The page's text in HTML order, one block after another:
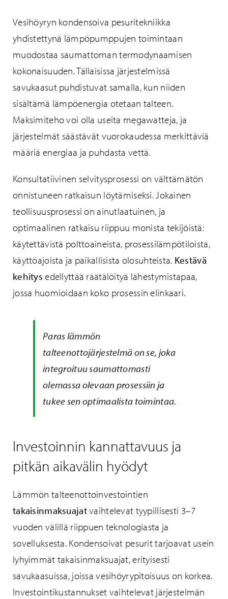
Vesihöyryn kondensoiva pesuritekniikka
yhdistettynä lämpöpumppujen toimintaan
muodostaa saumattoman termodynaamisen
kokonaisuuden. Tällaisissa järjestelmissä
savukaasut puhdistuvat samalla, kun niiden
sisältämä lämpöenergia otetaan talteen.
Maksimiteho voi olla useita megawatteja, ja
järjestelmät säästävät vuorokaudessa merkittäviä
määriä energiaa ja puhdasta vettä.
Konsultatiivinen selvitysprosessi on välttämätön
onnistuneen ratkaisun löytämiseksi. Jokainen
teollisuusprosessi on ainutlaatuinen, ja
optimaalinen ratkaisu riippuu monista tekijöistä:
käytettävistä polttoaineista, prosessilämpötiloista,
käyttöajoista ja paikallisista olosuhteista. Kestävä
kehitys edellyttää räätälöityä lähestymistapaa,
jossa huomioidaan koko prosessin elinkaari.
Paras lämmön
talteenottojärjestelmä on se, joka
integroituu saumattomasti
olemassa olevaan prosessiin ja
tukee sen optimaalista toimintaa.
Investoinnin kannattavuus ja
pitkän aikavälin hyödyt
Lämmön talteenottoinvestointien
takaisinmaksuajatvaihtelevat tyypillisesti 3–7
vuoden välillä riippuen teknologiasta ja
sovelluksesta. Kondensoivat pesurit tarjoavat usein
lyhyimmät takaisinmaksuajat, erityisesti
savukaasuissa, joissa vesihöyrypitoisuus on korkea.
Investointikustannukset vaihtelevat järjestelmän